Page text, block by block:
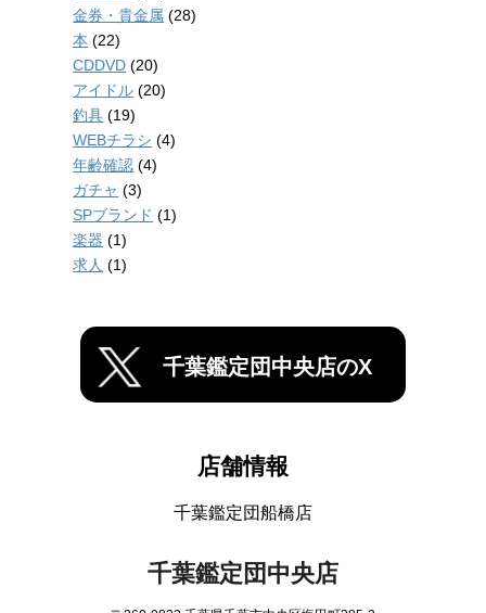
金券・貴金属 (28)
本 (22)
CDDVD (20)
アイドル (20)
釣具 (19)
WEBチラシ (4)
年齢確認 (4)
ガチャ (3)
SPブランド (1)
楽器 (1)
求人 (1)
千葉鑑定団中央店のX
店舗情報
千葉鑑定団船橋店
千葉鑑定団中央店